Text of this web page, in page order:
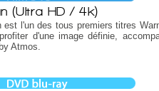
(Ultra HD / 4k)
est l'un des tous premiers titres
d'une image définie,
Atmos.